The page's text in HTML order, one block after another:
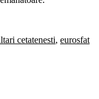
cetatenesti, eurosfat